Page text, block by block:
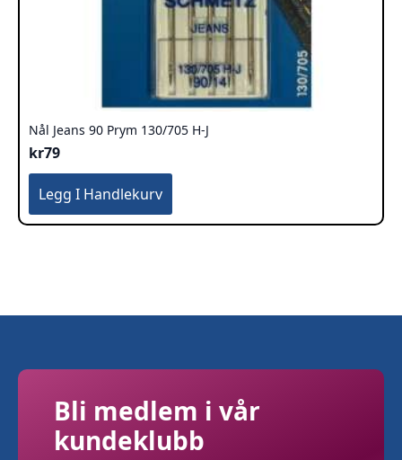
Nål Jeans 90 Prym 130/705 H-J
kr79
Legg I Handlekurv
Bli medlem i vår
kundeklubb